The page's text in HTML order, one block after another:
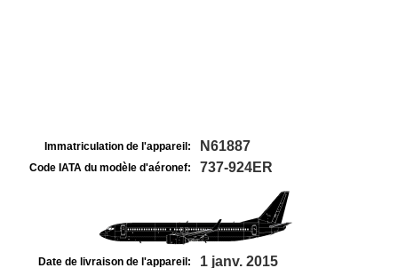
Immatriculation de l'appareil: N61887
Code IATA du modèle d'aéronef: 737-924ER
Date de livraison de l'appareil: 1 janv. 2015